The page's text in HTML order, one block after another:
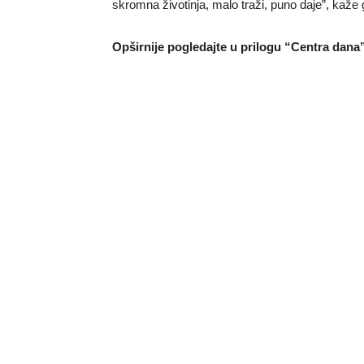
skromna životinja, malo traži, puno daje”, kaže
Opširnije pogledajte u prilogu “Centra